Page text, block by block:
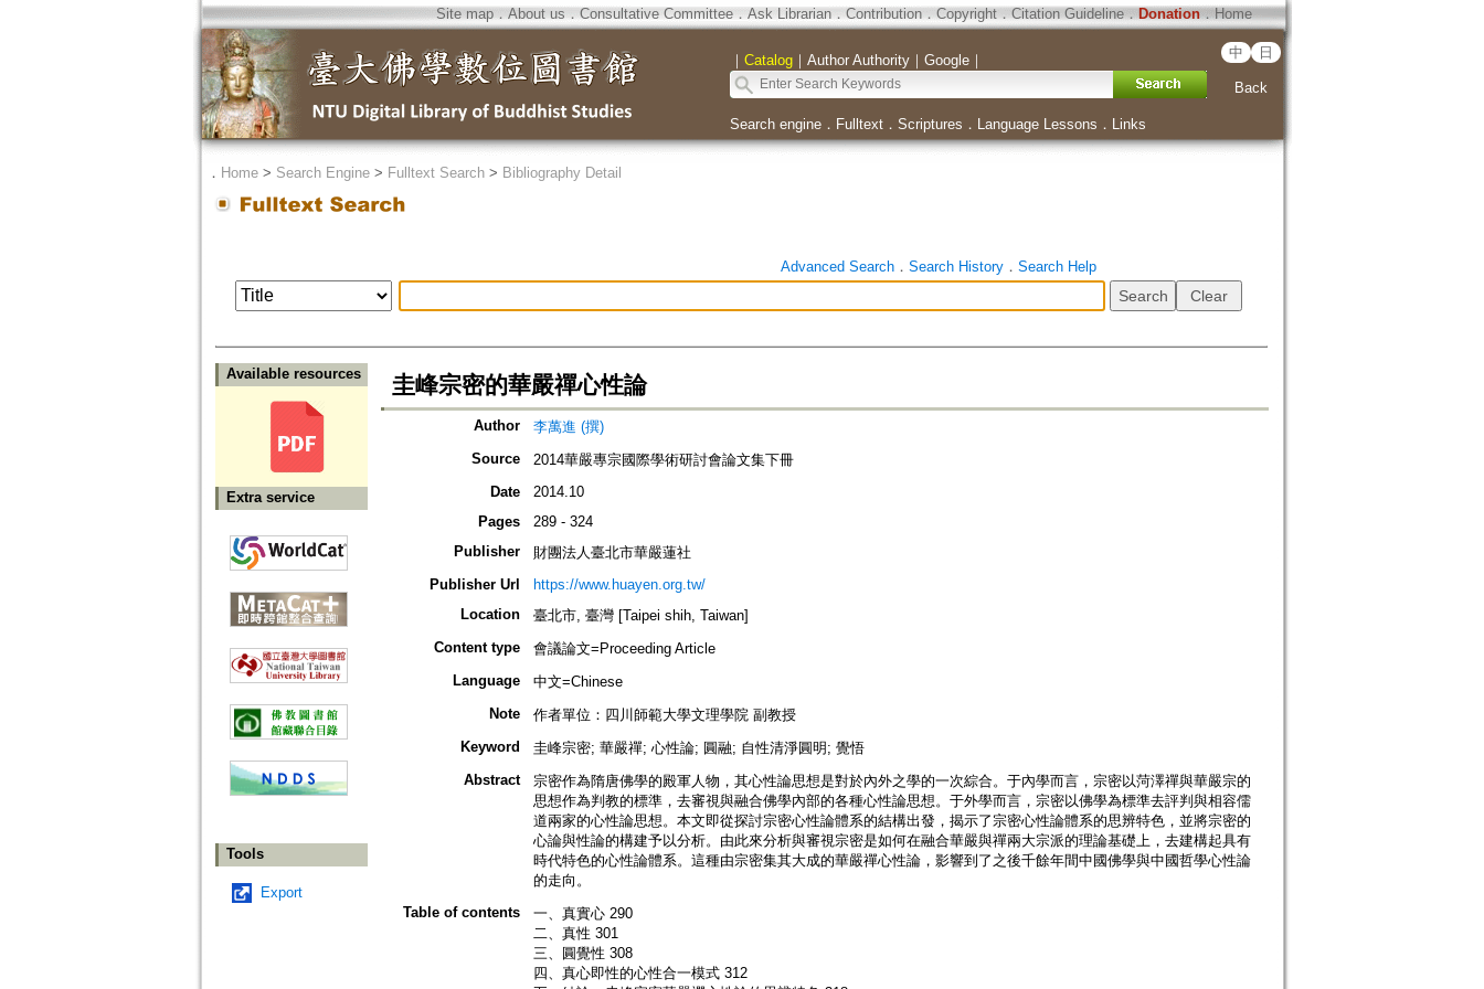
Site map．About us ． Consultative Committee． Ask Librarian． Contribution．Copyright．Citation Guideline． Donation．Home
｜ Catalog｜ Author Authority｜ Google｜ 中 日
Back
Search engine． Fulltext． Scriptures ． Language Lessons ． Links
． Home> Search Engine> Fulltext Search> Bibliography Detail
Advanced Search． Search History． Search Help
Available resources
Extra service
Tools
Export
圭峰宗密的華嚴禪心性論
Author
李萬進 (撰)
Source
2014華嚴專宗國際學術研討會論文集下冊
Date
2014.10
Pages
289 - 324
Publisher
財團法人臺北市華嚴蓮社
Publisher Url
https://www.huayen.org.tw/
Location
臺北市, 臺灣 [Taipei shih, Taiwan]
Content type
會議論文=Proceeding Article
Language
中文=Chinese
Note
作者單位：四川師範大學文理學院 副教授
Keyword
圭峰宗密; 華嚴禪; 心性論; 圓融; 自性清淨圓明; 覺悟
Abstract
宗密作為隋唐佛學的殿軍人物，其心性論思想是對於內外之學的一次綜合。于內學而言，宗密以菏澤禪與華嚴宗的
思想作為判教的標準，去審視與融合佛學內部的各種心性論思想。于外學而言，宗密以佛學為標準去評判與相容儒
道兩家的心性論思想。本文即從探討宗密心性論體系的結構出發，揭示了宗密心性論體系的思辨特色，並將宗密的
心論與性論的構建予以分析。由此來分析與審視宗密是如何在融合華嚴與禪兩大宗派的理論基礎上，去建構起具有
時代特色的心性論體系。這種由宗密集其大成的華嚴禪心性論，影響到了之後千餘年間中國佛學與中國哲學心性論
的走向。
Table of contents
一、真實心 290
二、真性 301
三、圓覺性 308
四、真心即性的心性合一模式 312